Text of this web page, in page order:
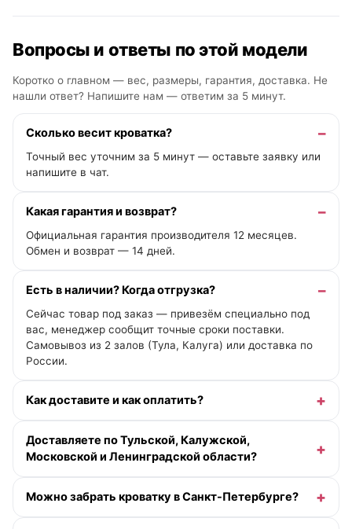
Вопросы и ответы по этой модели
Коротко о главном — вес, размеры, гарантия, доставка. Не
нашли ответ? Напишите нам — ответим за 5 минут.
Сколько весит кроватка?
Точный вес уточним за 5 минут — оставьте заявку или
напишите в чат.
Какая гарантия и возврат?
Официальная гарантия производителя 12 месяцев.
Обмен и возврат — 14 дней.
Есть в наличии? Когда отгрузка?
Сейчас товар под заказ — привезём специально под
вас, менеджер сообщит точные сроки поставки.
Самовывоз из 2 залов (Тула, Калуга) или доставка по
России.
Как доставите и как оплатить?
Доставляете по Тульской, Калужской,
Московской и Ленинградской области?
Можно забрать кроватку в Санкт-Петербурге?